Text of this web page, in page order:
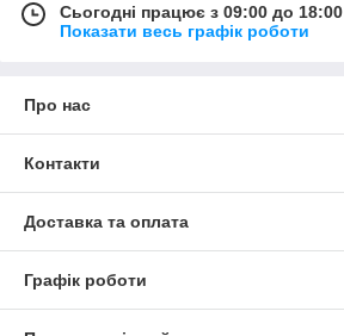
Сьогодні працює з 09:00 до 18:00
Показати весь графік роботи
Про нас
Контакти
Доставка та оплата
Графік роботи